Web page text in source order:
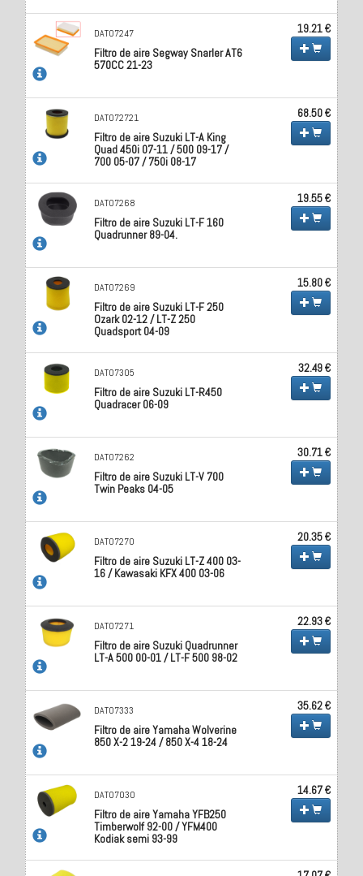
DAT07247
Filtro de aire Segway Snarler AT6
570CC 21-23
19.21 €
DAT072721
Filtro de aire Suzuki LT-A King
Quad 450i 07-11 / 500 09-17 /
700 05-07 / 750i 08-17
68.50 €
DAT07268
Filtro de aire Suzuki LT-F 160
Quadrunner 89-04.
19.55 €
DAT07269
Filtro de aire Suzuki LT-F 250
Ozark 02-12 / LT-Z 250
Quadsport 04-09
15.80 €
DAT07305
Filtro de aire Suzuki LT-R450
Quadracer 06-09
32.49 €
DAT07262
Filtro de aire Suzuki LT-V 700
Twin Peaks 04-05
30.71 €
DAT07270
Filtro de aire Suzuki LT-Z 400 03-
16 / Kawasaki KFX 400 03-06
20.35 €
DAT07271
Filtro de aire Suzuki Quadrunner
LT-A 500 00-01 / LT-F 500 98-02
22.93 €
DAT07333
Filtro de aire Yamaha Wolverine
850 X-2 19-24 / 850 X-4 18-24
35.62 €
DAT07030
Filtro de aire Yamaha YFB250
Timberwolf 92-00 / YFM400
Kodiak semi 93-99
14.67 €